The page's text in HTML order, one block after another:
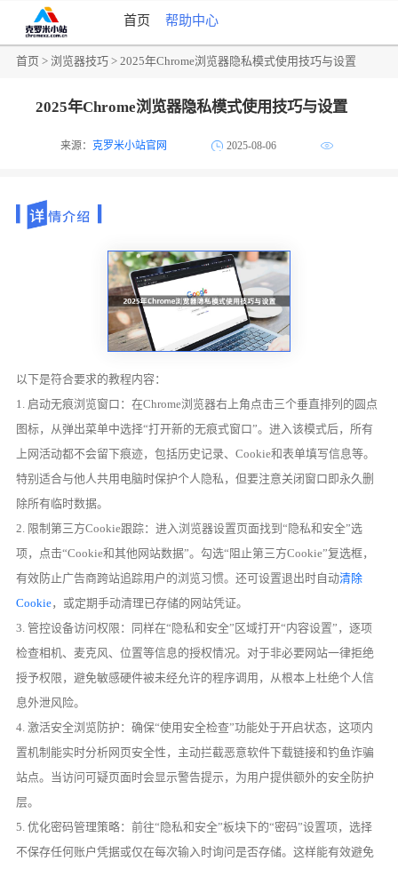
首页 帮助中心
首页 >浏览器技巧 > 2025年Chrome浏览器隐私模式使用技巧与设置
2025年Chrome浏览器隐私模式使用技巧与设置
来源：克罗米小站官网 2025-08-06
以下是符合要求的教程内容：
1. 启动无痕浏览窗口：在Chrome浏览器右上角点击三个垂直排列的圆点
图标，从弹出菜单中选择“打开新的无痕式窗口”。进入该模式后，所有
上网活动都不会留下痕迹，包括历史记录、Cookie和表单填写信息等。
特别适合与他人共用电脑时保护个人隐私，但要注意关闭窗口即永久删
除所有临时数据。
2. 限制第三方Cookie跟踪：进入浏览器设置页面找到“隐私和安全”选
项，点击“Cookie和其他网站数据”。勾选“阻止第三方Cookie”复选框，
有效防止广告商跨站追踪用户的浏览习惯。还可设置退出时自动清除
Cookie，或定期手动清理已存储的网站凭证。
3. 管控设备访问权限：同样在“隐私和安全”区域打开“内容设置”，逐项
检查相机、麦克风、位置等信息的授权情况。对于非必要网站一律拒绝
授予权限，避免敏感硬件被未经允许的程序调用，从根本上杜绝个人信
息外泄风险。
4. 激活安全浏览防护：确保“使用安全检查”功能处于开启状态，这项内
置机制能实时分析网页安全性，主动拦截恶意软件下载链接和钓鱼诈骗
站点。当访问可疑页面时会显示警告提示，为用户提供额外的安全防护
层。
5. 优化密码管理策略：前往“隐私和安全”板块下的“密码”设置项，选择
不保存任何账户凭据或仅在每次输入时询问是否存储。这样能有效避免